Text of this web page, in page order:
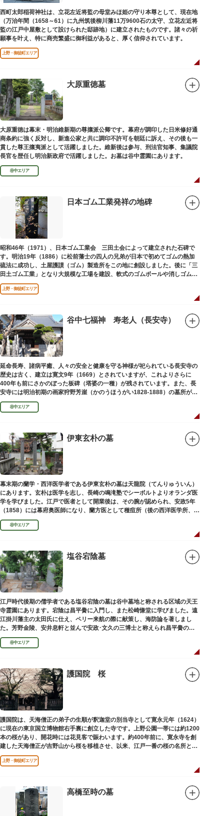
西町太郎稲荷神社は、立花左近将監の母堂みほ姫の守り本尊として、現在地
（万治年間（1658～61）に九州筑後柳川藩11万9600石の太守、立花左近将
監の江戸中屋敷として設けられた邸跡地）に建立されたものです。諸々の祈
願事を叶え、特に商売繁盛に御利益があると、厚く信仰されています。
上野・御徒町エリア
大原重徳墓
大原重徳は幕末・明治維新期の尊攘派公卿です。幕府が調印した日米修好通
商条約に強く反対し、新進公家と共に調印不許可を朝廷に訴え、その後も一
貫した尊王攘夷派として活躍しました。維新後は参与、刑法官知事、集議院
長官を歴任し明治新政府で活躍しました。お墓は谷中霊園にあります。
谷中エリア
日本ゴム工業発祥の地碑
昭和46年（1971）、日本ゴム工業会 三田土会によって建立された石碑で
す。明治19年（1886）に松前藩士の四人の兄弟が日本で初めてゴムの熱加
硫法に成功し、土屋護謨（ゴム）製造所をこの地に創設しました。後に「三
田土ゴム工業」となり大規模な工場を建設、軟式のゴムボールや消しゴムな
ど新しいゴム製品を次々に開発しました。
上野・御徒町エリア
谷中七福神 寿老人（長安寺）
延命長寿、諸病平癒、人々の安全と健康を守る神様が祀られている長安寺の
歴史は古く、建立は寛文9年（1669）とされていますが、これよりさらに
400年も前にさかのぼった板碑（塔婆の一種）が残されています。また、長
安寺には明治初期の画家狩野芳崖（かのうほうがい1828-1888）の墓所があ
ります。
谷中エリア
伊東玄朴の墓
幕末期の蘭学・西洋医学者である伊東玄朴の墓は天龍院（てんりゅういん）
にあります。玄朴は医学を志し、長崎の鳴滝塾でシーボルトよりオランダ医
学を学びました。江戸で医者として開業後は、その腕が認められ、安政5年
（1858）には幕府奥医師になり、蘭方医として種痘所（後の西洋医学所、現
東京大学医学部）の開設などに尽力し、明治4年（1871）72歳で没しまし
た。谷中エリア
塩谷宕陰墓
江戸時代後期の儒学者である塩谷宕陰の墓は谷中墓地と称される区域の天王
寺霊園にあります。宕陰は昌平黌に入門し、また松崎慊堂に学びました。遠
江掛川藩主の太田氏に仕え、ペリー来航の際に献策し、海防論を著しまし
た。芳野金陵、安井息軒と並んで安政･文久の三博士と称えられ昌平黌の教
授として多くの文人を育て、慶応3年 （1867）に没しました。
谷中エリア
護国院 桜
護国院は、天海僧正の弟子の生順が釈迦堂の別当寺として寛永元年（1624）
に現在の東京国立博物館右手裏に創立した寺です。上野公園一帯には約1200
本の桜があり、開花時には花見客で賑わいます。約400年前に、寛永寺を創
建した天海僧正が吉野山から桜を移植させ、以来、江戸一番の桜の名所とし
て今日に及んでいます。
上野・御徒町エリア
高橋至時の墓